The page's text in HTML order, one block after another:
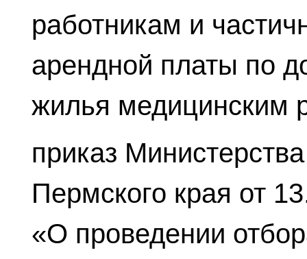
работникам и
арендной платы по
жилья медицинским
приказ
Пермского края от
«О проведении